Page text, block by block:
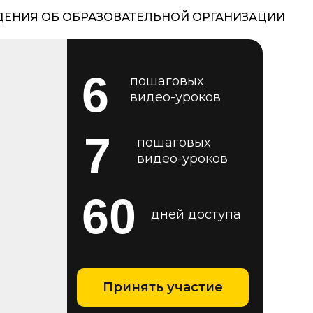
ОБ ОБРАЗОВАТЕЛЬНОЙ ОРГАНИЗАЦИИ
6
7
60
пошаговых
видео-уроков
пошаговых
видео-уроков
дней доступа
Принять участие